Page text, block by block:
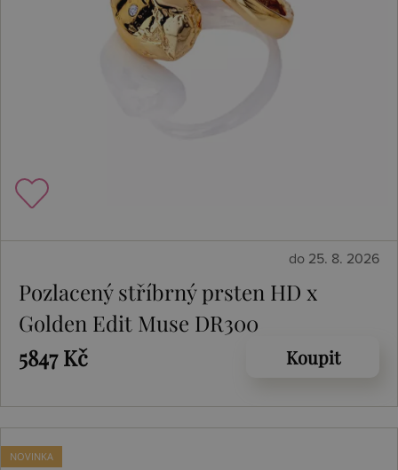
do 25. 8. 2026
Pozlacený stříbrný prsten HD x
Golden Edit Muse DR300
5847 Kč
Koupit
NOVINKA